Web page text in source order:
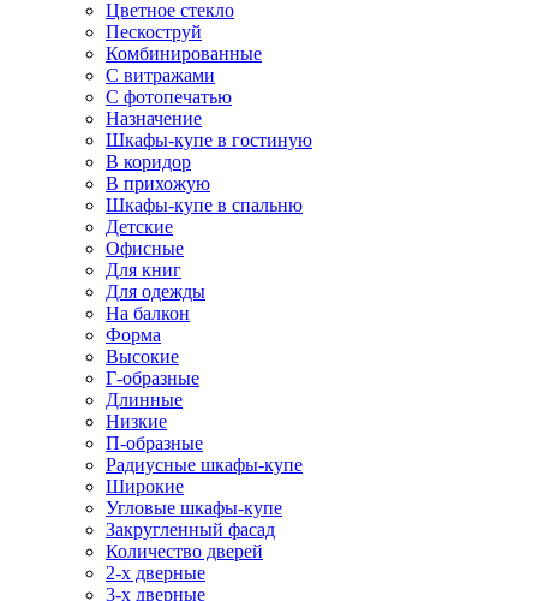
Цветное стекло
Пескоструй
Комбинированные
С витражами
С фотопечатью
Назначение
Шкафы-купе в гостиную
В коридор
В прихожую
Шкафы-купе в спальню
Детские
Офисные
Для книг
Для одежды
На балкон
Форма
Высокие
Г-образные
Длинные
Низкие
П-образные
Радиусные шкафы-купе
Широкие
Угловые шкафы-купе
Закругленный фасад
Количество дверей
2-х дверные
3-х дверные